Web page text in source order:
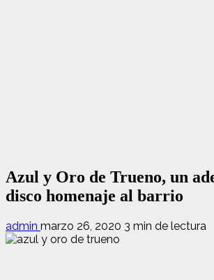
Azul y Oro de Trueno, un
disco homenaje al barrio
admin marzo 26, 2020 3 min de lectura